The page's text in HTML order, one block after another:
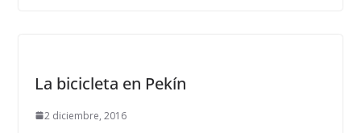
La bicicleta en Pekín
2 diciembre, 2016